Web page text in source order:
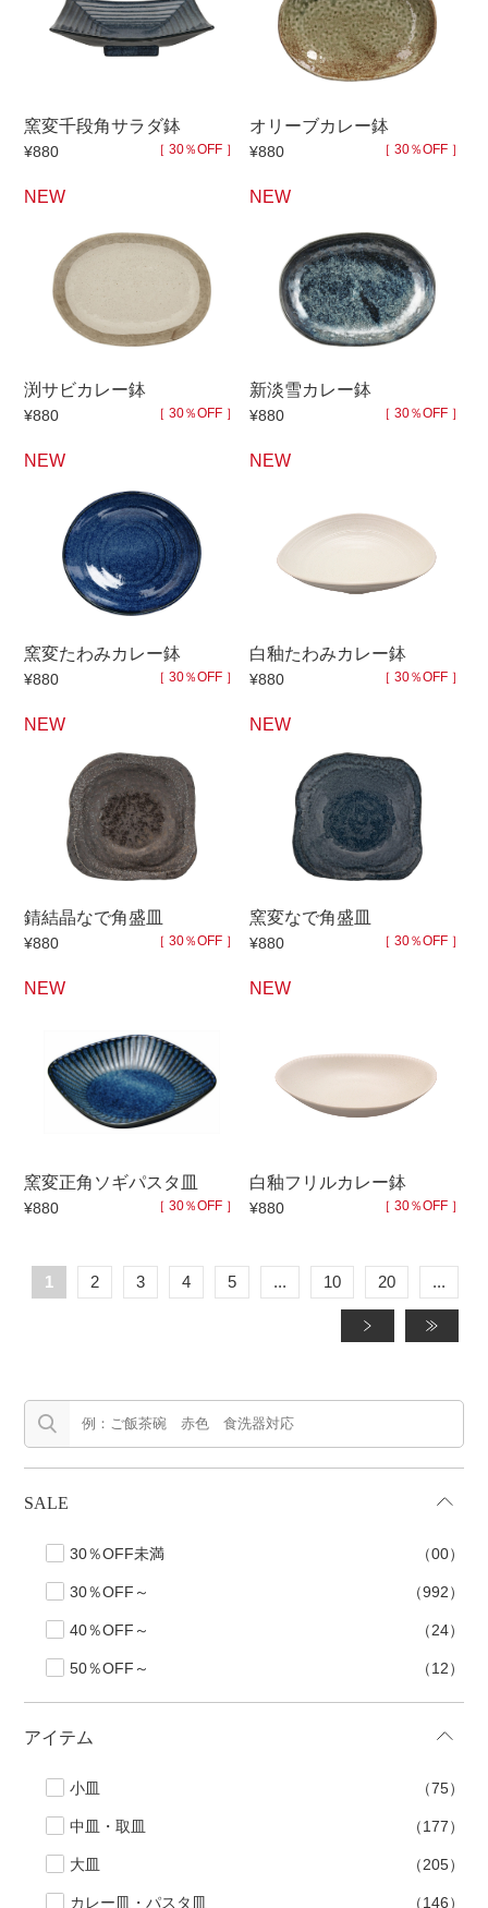
窯変千段角サラダ鉢
¥880 ［ 30％OFF ］
オリーブカレー鉢
¥880 ［ 30％OFF ］
NEW
渕サビカレー鉢
¥880 ［ 30％OFF ］
NEW
新淡雪カレー鉢
¥880 ［ 30％OFF ］
NEW
窯変たわみカレー鉢
¥880 ［ 30％OFF ］
NEW
白釉たわみカレー鉢
¥880 ［ 30％OFF ］
NEW
錆結晶なで角盛皿
¥880 ［ 30％OFF ］
NEW
窯変なで角盛皿
¥880 ［ 30％OFF ］
NEW
窯変正角ソギパスタ皿
¥880 ［ 30％OFF ］
NEW
白釉フリルカレー鉢
¥880 ［ 30％OFF ］
1 2 3 4 5 ... 10 20 ...
»
SALE
30％OFF未満 （00）
30％OFF～ （992）
40％OFF～ （24）
50％OFF～ （12）
アイテム
小皿 （75）
中皿・取皿 （177）
大皿 （205）
カレー皿・パスタ皿 （146）